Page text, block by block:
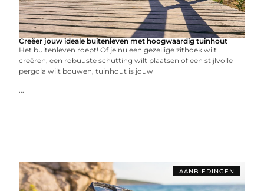
Creëer jouw ideale buitenleven met hoogwaardig tuinhout
Het buitenleven roept! Of je nu een gezellige zithoek wilt
creëren, een robuuste schutting wilt plaatsen of een stijlvolle
pergola wilt bouwen, tuinhout is jouw
...
AANBIEDINGEN